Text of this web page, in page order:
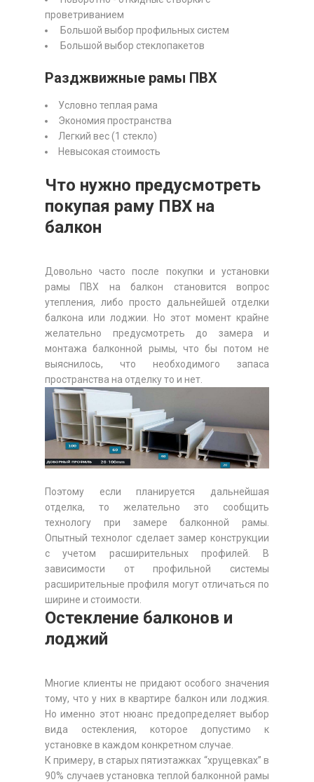
проветриванием
Большой выбор профильных систем
Большой выбор стеклопакетов
Разджвижные рамы ПВХ
Условно теплая рама
Экономия пространства
Легкий вес (1 стекло)
Невысокая стоимость
Что нужно предусмотреть
покупая раму ПВХ на
балкон
Довольно часто после покупки и установки
рамы ПВХ на балкон становится вопрос
утепления, либо просто дальнейшей отделки
балкона или лоджии. Но этот момент крайне
желательно предусмотреть до замера и
монтажа балконной рымы, что бы потом не
выяснилось, что необходимого запаса
пространства на отделку то и нет.
Поэтому если планируется дальнейшая
отделка, то желательно это сообщить
технологу при замере балконной рамы.
Опытный технолог сделает замер конструкции
с учетом расширительных профилей. В
зависимости от профильной системы
расширительные профиля могут отличаться по
ширине и стоимости.
Остекление балконов и
лоджий
Многие клиенты не придают особого значения
тому, что у них в квартире балкон или лоджия.
Но именно этот нюанс предопределяет выбор
вида остекления, которое допустимо к
установке в каждом конкретном случае.
К примеру, в старых пятиэтажках “хрущевках” в
90% случаев установка теплой балконной рамы